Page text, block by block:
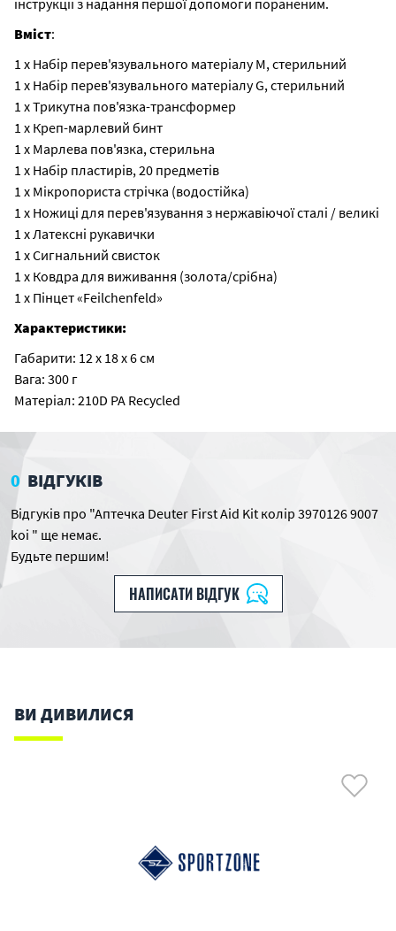
інструкції з надання першої допомоги пораненим.
Вміст:
1 x Набір перев'язувального матеріалу M, стерильний
1 x Набір перев'язувального матеріалу G, стерильний
1 x Трикутна пов'язка-трансформер
1 x Креп-марлевий бинт
1 x Марлева пов'язка, стерильна
1 x Набір пластирів, 20 предметів
1 x Мікропориста стрічка (водостійка)
1 x Ножиці для перев'язування з нержавіючої сталі / великі
1 x Латексні рукавички
1 x Сигнальний свисток
1 x Ковдра для виживання (золота/срібна)
1 x Пінцет «Feilchenfeld»
Характеристики:
Габарити: 12 х 18 х 6 см
Вага: 300 г
Матеріал: 210D PA Recycled
0 ВІДГУКІВ
Відгуків про "Аптечка Deuter First Aid Kit колір 3970126 9007
koi " ще немає.
Будьте першим!
НАПИСАТИ ВІДГУК
ВИ ДИВИЛИСЯ